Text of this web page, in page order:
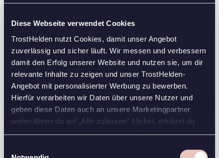
Diese Webseite verwendet Cookies
TrostHelden nutzt Cookies, damit unser Angebot
zuverlässig und sicher läuft. Wir messen und verbessern
damit den Erfolg unserer Website und nutzen sie, um dir
relevante Inhalte zu zeigen und unser TrostHelden-
Angebot mit personalisierter Werbung zu bewerben.
Hierfür verarbeiten wir Daten über unsere Nutzer und
geben diese Daten auch an unsere Marketingpartner
weiter.Wenn du auf „Alle zulassen" klickst, erklärst du
dich mit der Datenverarbeitung durch TrostHelden und
zustimmen oder das Setzen der Cookies einschränken
Augsburg findest Du in Trauergruppen einen
Menschen teilen kannst, die Ähnliches durchleben.
Der Austausch mit anderen Trauernden ermöglicht es
Dir, Dich verstanden zu fühlen und neue
Perspektiven zu gewinnen [Kontaktstelle
Trauerbegleitung].
In einer Atmosphäre von Verständnis und Mitgefühl
kannst Du in Deinem eigenen Tempo trauern. Die
Erfahrung zeigt, dass der Austausch mit anderen
Situation aus eigener Erfahrung nachempfinden